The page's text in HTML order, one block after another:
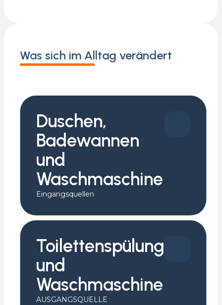
Was sich im Alltag verändert
Duschen,
Badewannen
und
Waschmaschine
Eingangsquellen
Toilettenspülung
und
Waschmaschine
AUSGANGSQUELLE